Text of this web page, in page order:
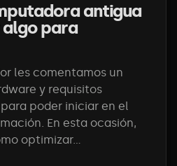
antigua
para
les comentamos un
y requisitos
poder iniciar en el
En esta ocasión,
optimizar...